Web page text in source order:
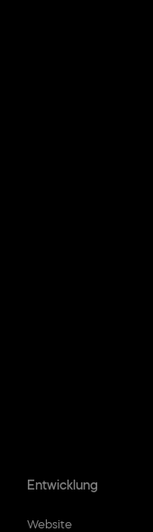
Entwicklung
Website